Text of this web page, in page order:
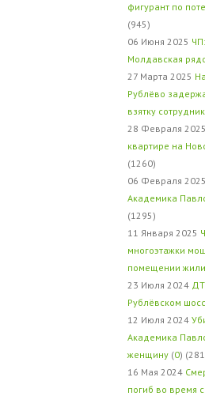
фигурант по
(945)
06 Июня 2025
Молдавская
27 Марта 2025
Рублёво
взятку
28 Февраля 2025
квартире на
(1260)
06 Февраля 2025
Академика
(1295)
11 Января 2025
многоэтажки
помещении
23 Июля 2024
Рублёвском
12 Июля 2024
Академика
женщину (0)
16 Мая 2024
погиб во время